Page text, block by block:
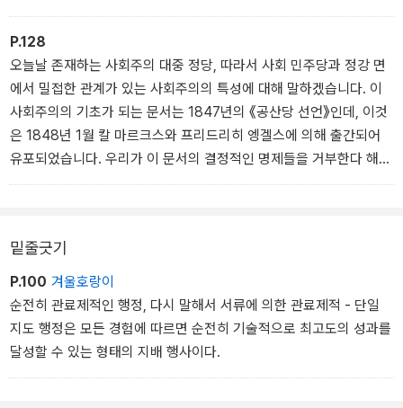
상의 비밀”이라는 개념은 권력을 추구하는 이러한 경향에서 유래한
다. 이 개념은 관료제에만 해당되는 개념은 아니지만, 그래도 특별히
관료제적인 개념이다. “직무상의 비밀”이 전문 지식에 대해서 갖는
관계는 상업적인 경영 비밀이 기술적인 지식에 대해서 갖는 관계와
비교될 수 있다. (〈관료제의 행정 직원을 갖춘 합법적 지배〉)
P.128
오늘날 존재하는 사회주의 대중 정당, 따라서 사회 민주당과 정강 면
에서 밀접한 관계가 있는 사회주의의 특성에 대해 말하겠습니다. 이
사회주의의 기초가 되는 문서는 1847년의 《공산당 선언》인데, 이것
은 1848년 1월 칼 마르크스와 프리드리히 엥겔스에 의해 출간되어
유포되었습니다. 우리가 이 문서의 결정적인 명제들을 거부한다 해도
(적어도 나는 그렇게 합니다만), 그것은 그 나름대로 제1급의 학문적
양심의 가책 없이는 그러한 사실을 부정할 수 없기 때문입니다. 우리
가 오늘날 거부하는 명제들에도 사상적 깊이와 독창성이 있는 오류가
있습니다. 이 오류는 정치적으로는 매우 상당하지만 아마도 항상 기
분이 좋지는 않은 결과를 지녔습니다. 그렇지만 그 오류는 학문에서
는 매우 유용한 결과를 가져왔습니다. 종종 이 결과는 진부한 정확성
밑줄긋기
P.100 겨울호랑이
순전히 관료제적인 행정, 다시 말해서 서류에 의한 관료제적 - 단일
지도 행정은 모든 경험에 따르면 순전히 기술적으로 최고도의 성과를
달성할 수 있는 형태의 지배 행사이다.